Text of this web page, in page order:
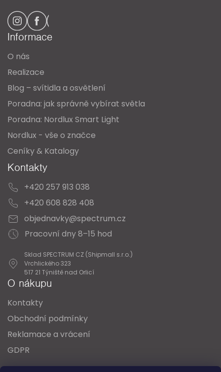
Informace
O nás
Realizace
Blog – svítidla a osvětlení
Poradna: jak správně vybírat světla
Poradna: Nordlux Smart Light
Nordlux - vše o značce
Ceníky & Katalogy
Kontakty
+420 257 913 038
+420 608 828 408
objednavky@spectrum.cz
Pracovní dny 8–15 hod
Sklad SPECTRUM CZ (Shipmall s.r.o.)
Vrchlického 323
517 21 Týniště nad Orlicí
O nákupu
Kontakty
Obchodní podmínky
Reklamace a vrácení
GDPR